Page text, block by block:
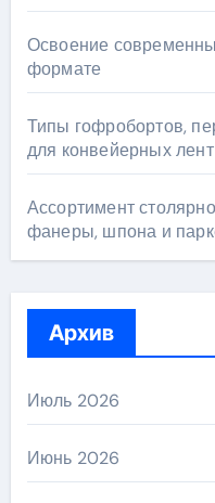
Освоение
формате
Типы гофробортов,
для конвейерных лент
Ассортимент
фанеры, шпона и
Архив
Июль 2026
Июнь 2026